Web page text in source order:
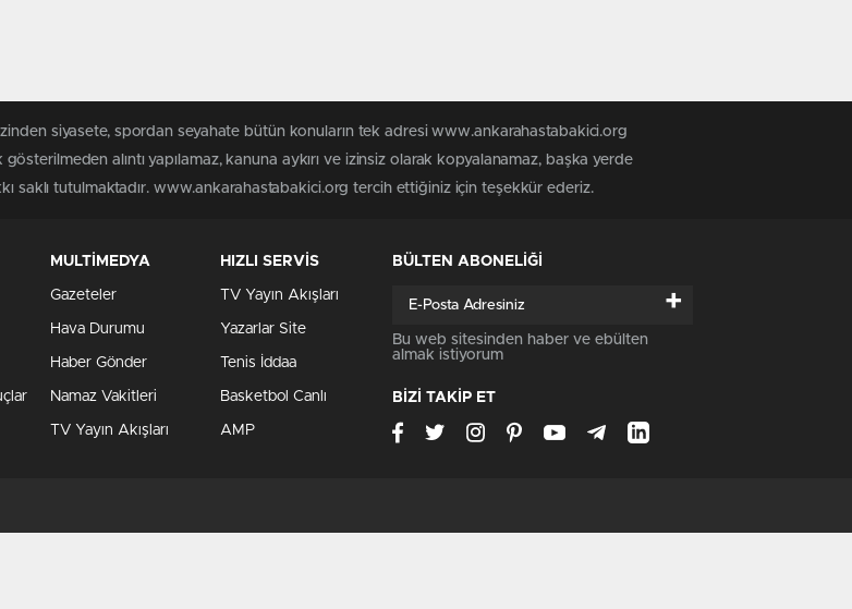
siyasete, spordan seyahate bütün konuların tek adresi www.ankarahastabakici.org
alıntı yapılamaz, kanuna aykırı ve izinsiz olarak kopyalanamaz, başka yerde
saklı tutulmaktadır. www.ankarahastabakici.org tercih ettiğiniz için teşekkür ederiz.
MULTİMEDYA
Gazeteler
Hava Durumu
Haber Gönder
Namaz Vakitleri
TV Yayın Akışları
HIZLI SERVİS
TV Yayın Akışları
Yazarlar Site
Tenis İddaa
Basketbol Canlı
AMP
BÜLTEN ABONELİĞİ
+
Bu web sitesinden haber ve ebülten
almak istiyorum
BİZİ TAKİP ET